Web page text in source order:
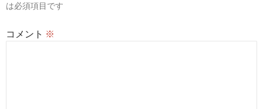
は必須項目です
コメント ※